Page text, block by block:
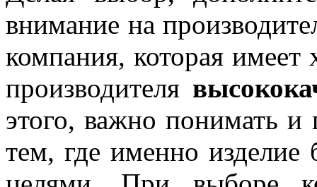
внимание на
компания, которая
производителя
этого, важно понимать и
тем, где именно изделие